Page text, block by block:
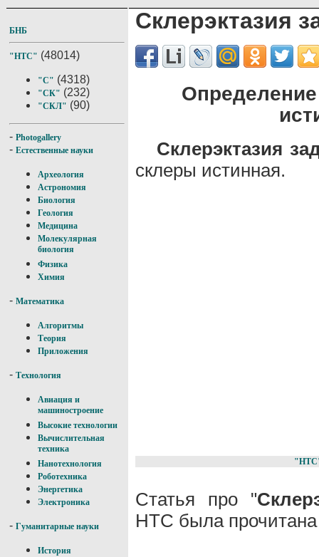
БНБ
"НТС" (48014)
"С" (4318)
"СК" (232)
"СКЛ" (90)
- Photogallery
- Естественные науки
Археология
Астрономия
Биология
Геология
Медицина
Молекулярная
биология
Физика
Химия
- Математика
Алгоритмы
Теория
Приложения
- Технология
Авиация и
машиностроение
Высокие технологии
Вычислительная
техника
Нанотехнология
Роботехника
Энергетика
Электроника
- Гуманитарные науки
История
Склерэктазия
Определение
Склерэктазия
склеры истинная.
Статья про "
НТС была прочитана